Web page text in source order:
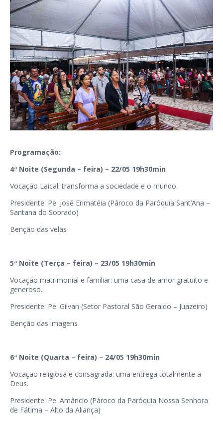
Programação:
4ª Noite (Segunda – feira) – 22/05 19h30min
Vocação Laical: transforma a sociedade e o mundo.
Presidente: Pe. José Erimatéia (Pároco da Paróquia Sant’Ana –
Santana do Sobrado)
Benção das velas
5ª Noite (Terça – feira) – 23/05 19h30min
Vocação matrimonial e familiar: uma casa de amor gratuito e
generoso.
Presidente: Pe. Gilvan (Setor Pastoral São Geraldo – Juazeiro)
Benção das imagens
6ª Noite (Quarta – feira) – 24/05 19h30min
Vocação religiosa e consagrada: uma entrega totalmente a
Deus.
Presidente: Pe. Amâncio (Pároco da Paróquia Nossa Senhora
de Fátima – Alto da Aliança)